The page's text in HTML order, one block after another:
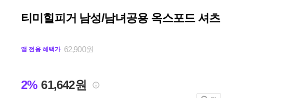
티미힐피거 남성/남녀공용 옥스포드 셔츠
앱 전용 혜택가 62,900원
2% 61,642원